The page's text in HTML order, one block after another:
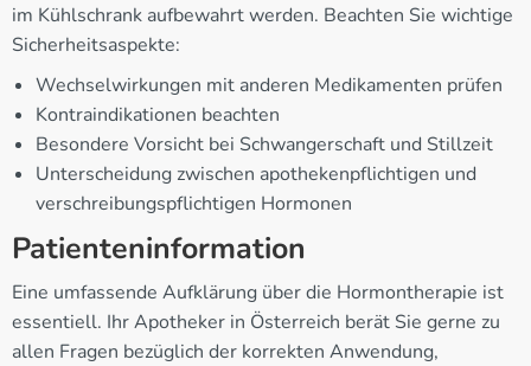
im Kühlschrank aufbewahrt werden. Beachten Sie wichtige
Sicherheitsaspekte:
Wechselwirkungen mit anderen Medikamenten prüfen
Kontraindikationen beachten
Besondere Vorsicht bei Schwangerschaft und Stillzeit
Unterscheidung zwischen apothekenpflichtigen und
verschreibungspflichtigen Hormonen
Patienteninformation
Eine umfassende Aufklärung über die Hormontherapie ist
essentiell. Ihr Apotheker in Österreich berät Sie gerne zu
allen Fragen bezüglich der korrekten Anwendung,